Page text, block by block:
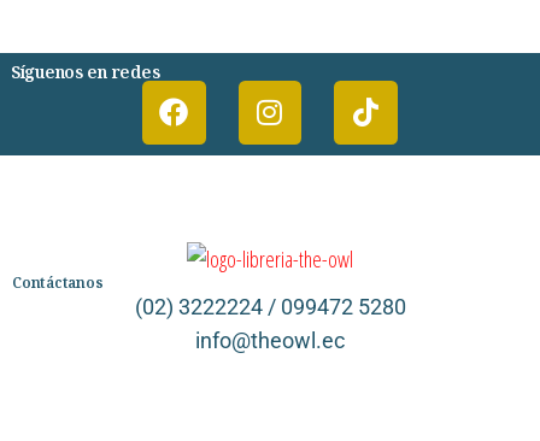
Síguenos en redes
Contáctanos
(02) 3222224 / 099472 5280
info@theowl.ec